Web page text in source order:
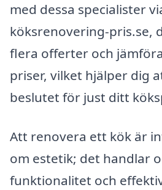
med dessa specialister
köksrenovering-pris.se,
flera offerter och
priser, vilket hjälper dig
beslutet för just ditt
Att renovera ett kök är
om estetik; det handlar
funktionalitet och